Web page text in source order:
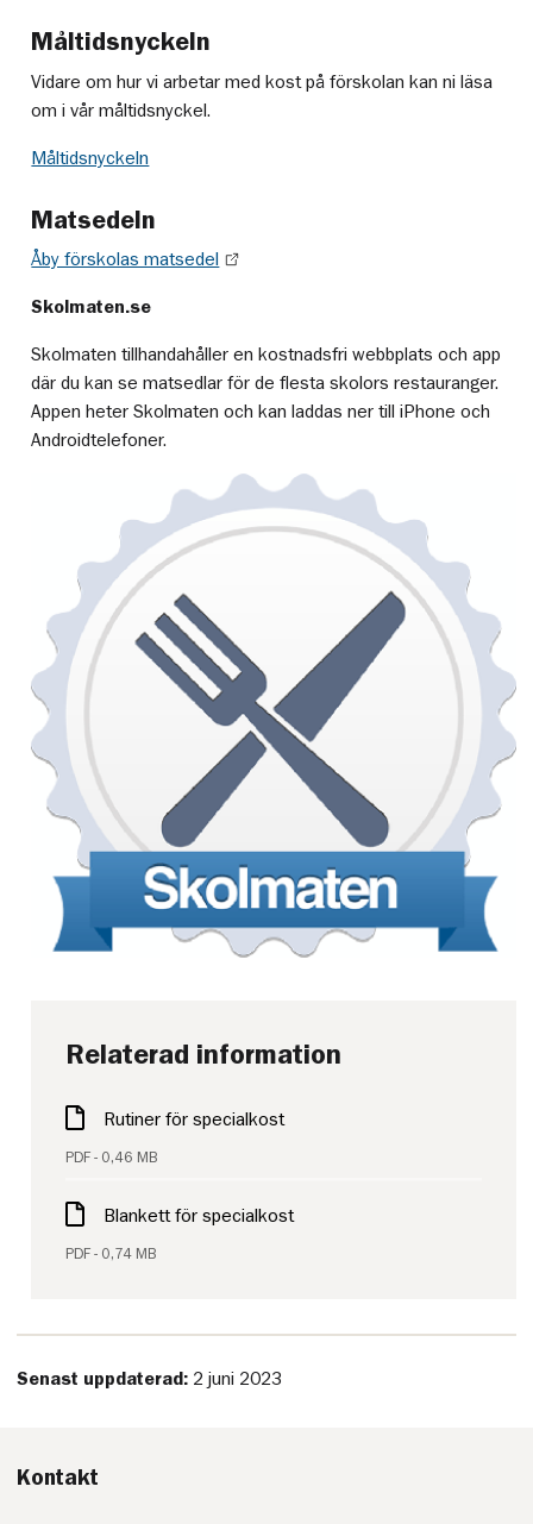
Måltidsnyckeln
Vidare om hur vi arbetar med kost på förskolan kan ni läsa
om i vår måltidsnyckel.
Måltidsnyckeln
Matsedeln
Åby förskolas matsedel
Skolmaten.se
Skolmaten tillhandahåller en kostnadsfri webbplats och app
där du kan se matsedlar för de flesta skolors restauranger.
Appen heter Skolmaten och kan laddas ner till iPhone och
Androidtelefoner.
Relaterad information
Rutiner för specialkost
PDF - 0,46 MB
Blankett för specialkost
PDF - 0,74 MB
Senast uppdaterad: 2 juni 2023
Kontakt